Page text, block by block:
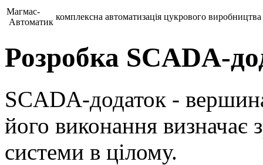
Магмас-
Автоматик
комплексна автоматизація цукрового виробництва
Розробка SCADA-
SCADA-додаток -
його виконання визначає
системи в цілому.